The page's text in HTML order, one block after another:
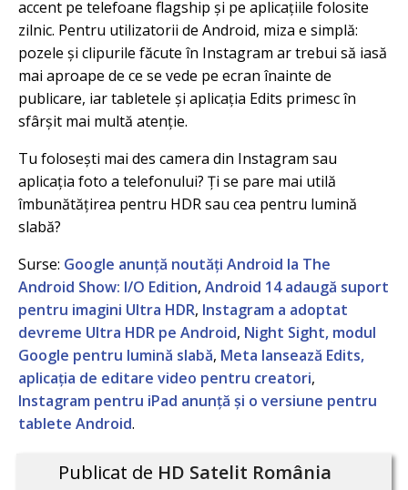
accent pe telefoane flagship și pe aplicațiile folosite
zilnic. Pentru utilizatorii de Android, miza e simplă:
pozele și clipurile făcute în Instagram ar trebui să iasă
mai aproape de ce se vede pe ecran înainte de
publicare, iar tabletele și aplicația Edits primesc în
sfârșit mai multă atenție.
Tu folosești mai des camera din Instagram sau
aplicația foto a telefonului? Ți se pare mai utilă
îmbunătățirea pentru HDR sau cea pentru lumină
slabă?
Surse: Google anunță noutăți Android la The
Android Show: I/O Edition, Android 14 adaugă suport
pentru imagini Ultra HDR, Instagram a adoptat
devreme Ultra HDR pe Android, Night Sight, modul
Google pentru lumină slabă, Meta lansează Edits,
aplicația de editare video pentru creatori,
Instagram pentru iPad anunță și o versiune pentru
tablete Android.
Publicat de HD Satelit România